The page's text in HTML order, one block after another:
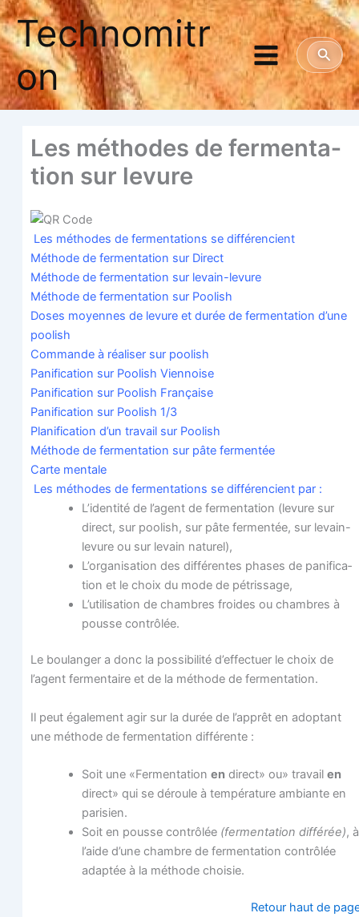
Aller
au
contenu
Technomitr
on
Les méthodes de fer­men­ta­
tion sur levure
Les méthodes de fer­men­ta­tions se différencient
Méthode de fer­men­ta­tion sur Direct
Méthode de fer­men­ta­tion sur levain-levure
Méthode de fer­men­ta­tion sur Poolish
Doses moyennes de levure et durée de fer­men­ta­tion d’une
poolish
Com­mande à réa­li­ser sur poolish
Pani­fi­ca­tion sur Poo­lish Viennoise
Pani­fi­ca­tion sur Poo­lish Française
Pani­fi­ca­tion sur Poo­lish 1/3
Pla­ni­fi­ca­tion d’un tra­vail sur Poolish
Méthode de fer­men­ta­tion sur pâte fermentée
Carte men­tale
Les méthodes de fer­men­ta­tions se dif­fé­ren­cient par :
L’identité de l’agent de fer­men­ta­tion (levure sur
direct, sur poo­lish, sur pâte fer­men­tée, sur levain-
levure ou sur levain naturel),
L’organisation des dif­fé­rentes phases de pani­fi­ca­
tion et le choix du mode de pétrissage,
L’utilisation de chambres froides ou chambres à
pousse contrôlée.
Le bou­lan­ger a donc la pos­si­bi­li­té d’ef­fec­tuer le choix de
l’agent fer­men­taire et de la méthode de fermentation.
Il peut éga­le­ment agir sur la durée de l’ap­prêt en adop­tant
une méthode de fer­men­ta­tion différente :
Soit une «Fer­men­ta­tion endirect» ou» tra­vail en
direct» qui se déroule à tem­pé­ra­ture ambiante en
parisien.
Soit en pousse contrô­lée (fer­men­ta­tion dif­fé­rée), à
l’aide d’une chambre de fer­men­ta­tion contrô­lée
adap­tée à la méthode choisie.
Retour haut de